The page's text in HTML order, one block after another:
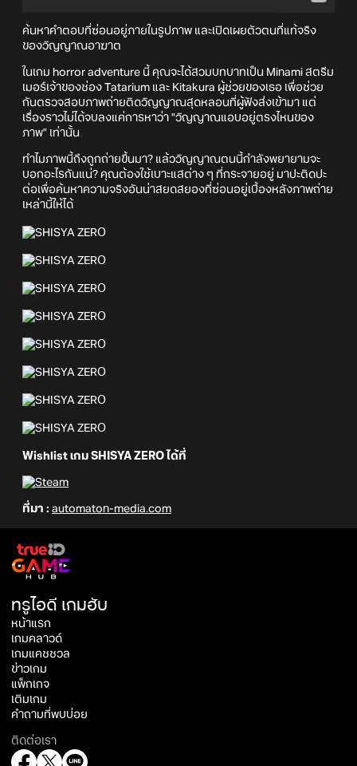
ค้นหาคำตอบที่ซ่อนอยู่ภายในรูปภาพ และเปิดเผยตัวตนที่แท้จริง
ของวิญญาณอาฆาต
ในเกม horror adventure นี้ คุณจะได้สวมบทบาทเป็น Minami สตรีม
เมอร์เจ้าของช่อง Tatarium และ Kitakura ผู้ช่วยของเธอ เพื่อช่วย
กันตรวจสอบภาพถ่ายติดวิญญาณสุดหลอนที่ผู้ฟังส่งเข้ามา แต่
เรื่องราวไม่ได้จบลงแค่การหาว่า "วิญญาณแอบอยู่ตรงไหนของ
ภาพ" เท่านั้น
ทำไมภาพนี้ถึงถูกถ่ายขึ้นมา? แล้ววิญญาณตนนี้กำลังพยายามจะ
บอกอะไรกันแน่? คุณต้องใช้เบาะแสต่าง ๆ ที่กระจายอยู่ มาปะติดปะ
ต่อเพื่อค้นหาความจริงอันน่าสยดสยองที่ซ่อนอยู่เบื้องหลังภาพถ่าย
เหล่านี้ให้ได้
Wishlist เกม SHISYA ZERO ได้ที่
ที่มา : automaton-media.com
ทรูไอดี เกมฮับ
หน้าแรก
เกมคลาวด์
เกมแคชชวล
ข่าวเกม
แพ็กเกจ
เติมเกม
คำถามที่พบบ่อย
ติดต่อเรา